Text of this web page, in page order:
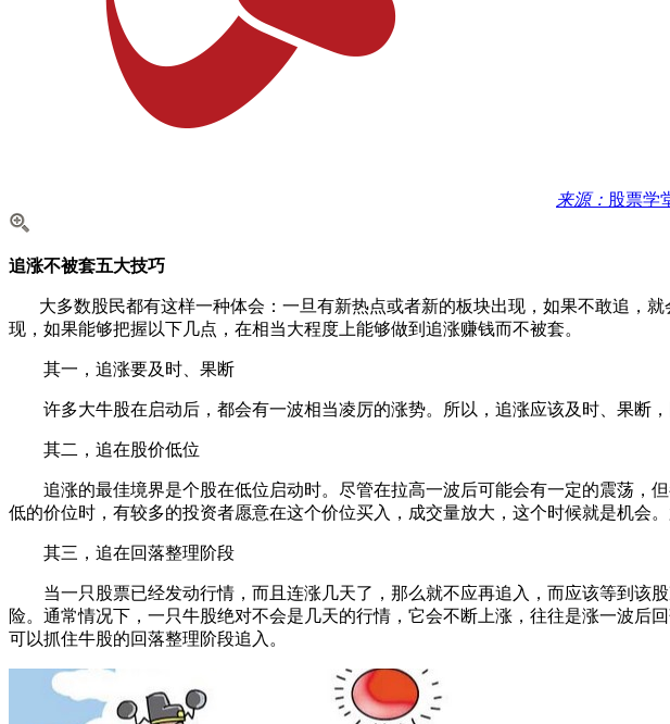
来源： 股票学
追涨不被套五大技巧
大多数股民都有这样一种体会：一旦有新热点或者新的板块出现，如果不敢追，
现，如果能够把握以下几点，在相当大程度上能够做到追涨赚钱而不被套。
其一，追涨要及时、果断
许多大牛股在启动后，都会有一波相当凌厉的涨势。所以，追涨应该及时、果断，
其二，追在股价低位
追涨的最佳境界是个股在低位启动时。尽管在拉高一波后可能会有一定的震荡，
低的价位时，有较多的投资者愿意在这个价位买入，成交量放大，这个时候就是机会
其三，追在回落整理阶段
当一只股票已经发动行情，而且连涨几天了，那么就不应再追入，而应该等到该
险。通常情况下，一只牛股绝对不会是几天的行情，它会不断上涨，往往是涨一波
可以抓住牛股的回落整理阶段追入。